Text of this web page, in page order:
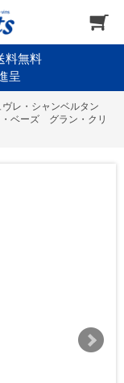
料無料
呈
ヴレ・シャンベルタン
ベーズ グラン・クリ